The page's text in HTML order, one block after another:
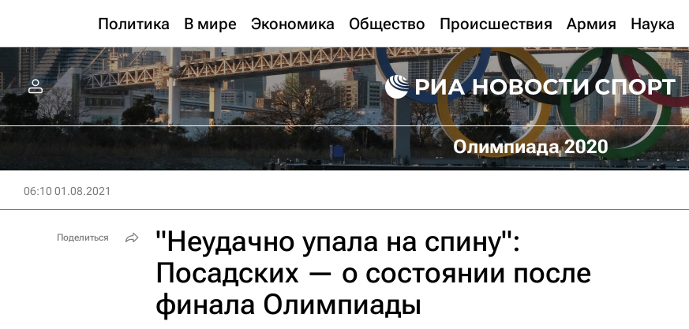
Политика В мире Экономика Общество Происшествия Армия Наука
Олимпиада 2020
06:10 01.08.2021
"Неудачно упала на спину":
Посадских — о состоянии после
финала Олимпиады
Поделиться